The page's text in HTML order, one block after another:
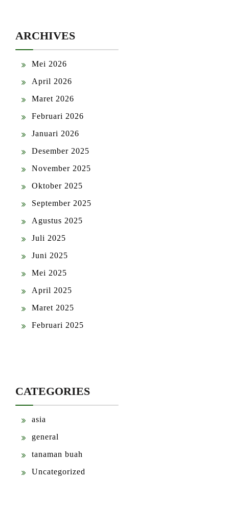
ARCHIVES
Mei 2026
April 2026
Maret 2026
Februari 2026
Januari 2026
Desember 2025
November 2025
Oktober 2025
September 2025
Agustus 2025
Juli 2025
Juni 2025
Mei 2025
April 2025
Maret 2025
Februari 2025
CATEGORIES
asia
general
tanaman buah
Uncategorized